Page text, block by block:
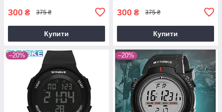
300 ₴ 375 ₴
Купити
300 ₴ 375 ₴
Купити
–20% –20%